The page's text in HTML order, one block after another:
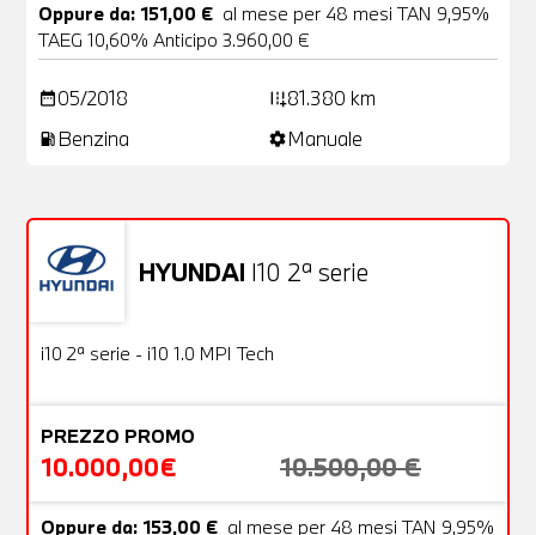
Oppure da: 151,00 € al mese per 48 mesi TAN 9,95%
TAEG 10,60% Anticipo 3.960,00 €
date_range05/2018 add_road81.380 km
local_gas_station Benzina settingsManuale
HYUNDAI I10 2ª serie
OFFERTA
Usato
i10 2ª serie - i10 1.0 MPI Tech
PREZZO PROMO
10.000,00€ 10.500,00 €
Oppure da: 153,00 € al mese per 48 mesi TAN 9,95%